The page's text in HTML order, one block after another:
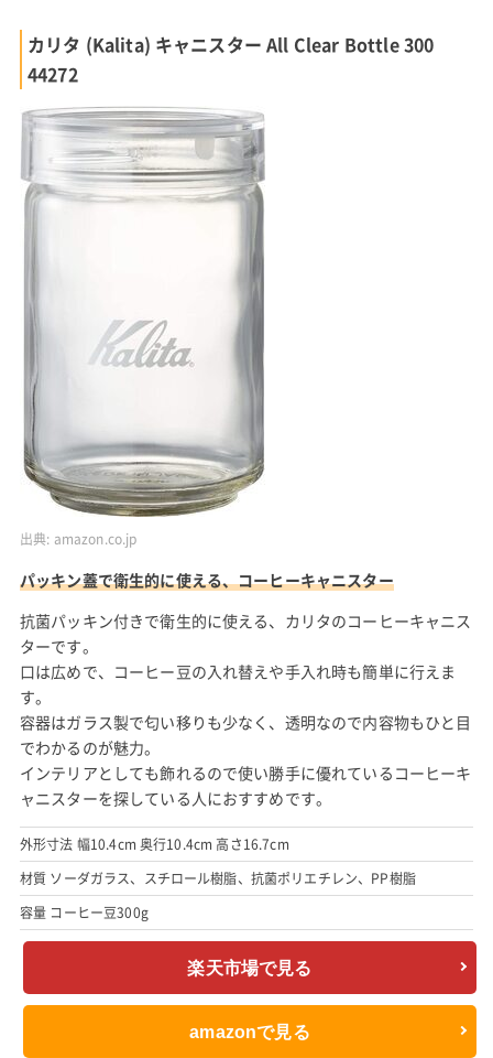
カリタ (Kalita) キャニスター All Clear Bottle 300
44272
出典: amazon.co.jp
パッキン蓋で衛生的に使える、コーヒーキャニスター
抗菌パッキン付きで衛生的に使える、カリタのコーヒーキャニス
ターです。
口は広めで、コーヒー豆の入れ替えや手入れ時も簡単に行えま
す。
容器はガラス製で匂い移りも少なく、透明なので内容物もひと目
でわかるのが魅力。
インテリアとしても飾れるので使い勝手に優れているコーヒーキ
ャニスターを探している人におすすめです。
外形寸法 幅10.4cm 奥行10.4cm 高さ16.7cm
材質 ソーダガラス、スチロール樹脂、抗菌ポリエチレン、PP樹脂
容量 コーヒー豆300g
楽天市場で見る
amazonで見る